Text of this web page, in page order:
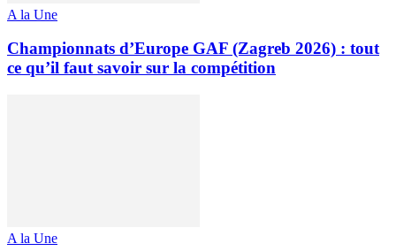
A la Une
Championnats d’Europe GAF (Zagreb 2026) : tout
ce qu’il faut savoir sur la compétition
A la Une